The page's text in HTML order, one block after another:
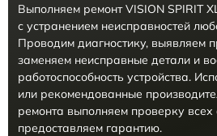
Выполняем ремонт VISION SPIRIT
с устранением неисправностей
Проводим диагностику, выявляем
заменяем неисправные детали и
работоспособность устройства.
или рекомендованные
ремонта выполняем проверку
предоставляем гарантию.